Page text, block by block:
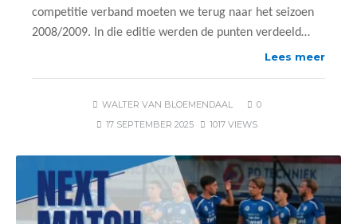
competitie verband moeten we terug naar het seizoen
2008/2009. In die editie werden de punten verdeeld…
Lees meer
WALTER VAN BLOEMENDAAL
0
17 SEPTEMBER 2025
1017 VIEWS